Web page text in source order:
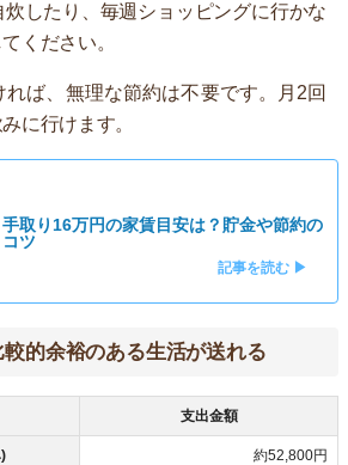
したり、毎週ショッピングに行かな
ください。
ば、無理な節約は不要です。月2回
に行けます。
手取り16万円の家賃目安は？貯金や節約の
コツ
記事を読む ▶
的余裕のある生活が送れる
支出金額
約52,800円